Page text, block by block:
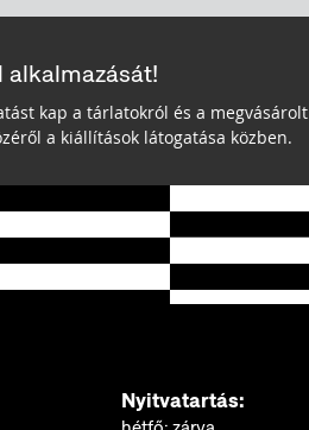
alkalmazását!
kap a tárlatokról és a megvásárolt
a kiállítások látogatása közben.
Nyitvatartás: